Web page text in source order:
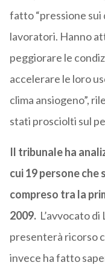
fatto “pressione sui
lavoratori. Hanno
peggiorare le
accelerare le loro
clima ansiogeno”,
stati prosciolti sul
Il tribunale ha
cui 19 persone
compreso tra la
2009. L’avvocato
presenterà ricorso
invece ha fatto